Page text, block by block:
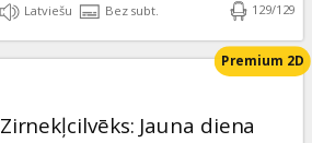
Latviešu Bez subt. 129/129
Zirnekļcilvēks: Jauna diena
Premium 2D